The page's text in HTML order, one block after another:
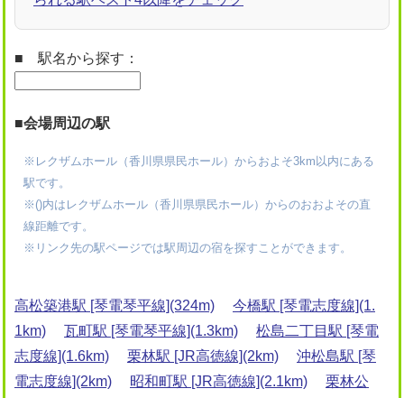
■ 駅名から探す：
■会場周辺の駅
※レクザムホール（香川県県民ホール）からおよそ3km以内にある
駅です。
※()内はレクザムホール（香川県県民ホール）からのおおよその直
線距離です。
※リンク先の駅ページでは駅周辺の宿を探すことができます。
高松築港駅 [琴電琴平線](324m)
今橋駅 [琴電志度線](1.
1km)
瓦町駅 [琴電琴平線](1.3km)
松島二丁目駅 [琴電
志度線](1.6km)
栗林駅 [JR高徳線](2km)
沖松島駅 [琴
電志度線](2km)
昭和町駅 [JR高徳線](2.1km)
栗林公